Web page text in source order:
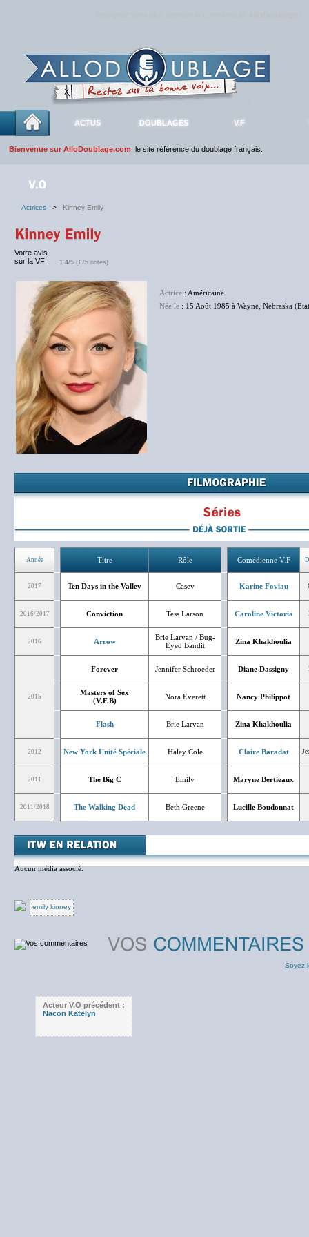
ACTUS DOUBLAGES V.F
Bienvenue sur AlloDoublage.com , le site référence du doublage français.
Actrices > Kinney Emily
Votre avis
sur la VF :
1.4/5 (175 notes)
Actrice : Américaine
Née le : 15 Août 1985 à Wayne, Nebraska
Année Titre Rôle Comédienne V.F
2017 Ten Days in the Valley Casey Karine Foviau
2016/2017 Conviction Tess Larson Caroline Victoria
2016 Arrow
Brie Larvan / Bug-
Eyed Bandit
Zina Khakhoulia
2015
Forever Jennifer Schroeder Diane Dassigny
Masters of Sex
(V.F.B)
Nora Everett Nancy Philippot
Flash Brie Larvan Zina Khakhoulia
2012 New York Unité Spéciale Haley Cole Claire Baradat
2011 The Big C Emily Maryne Bertieaux
2011/2018 The Walking Dead Beth Greene Lucille Boudonnat
Aucun média associé.
emily kinney
Soyez
Acteur V.O précédent :
Nacon Katelyn